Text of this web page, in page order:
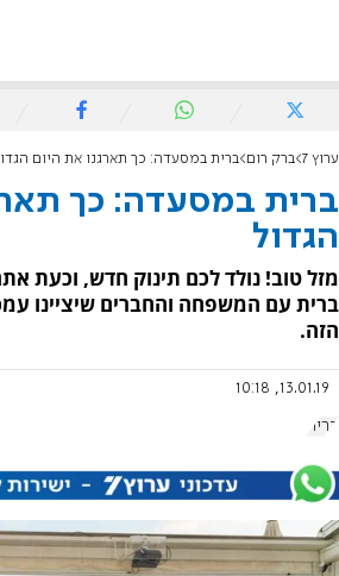
ערוץ 7 ברק רום ברית במסעדה: כך תארגנו את היום
ברית במסעדה: כך
הגדול
מזל טוב! נולד לכם תינוק חדש, וכעת
ברית עם המשפחה והחברים שיציינו
הזה.
13.01.19, 10:18
ברית